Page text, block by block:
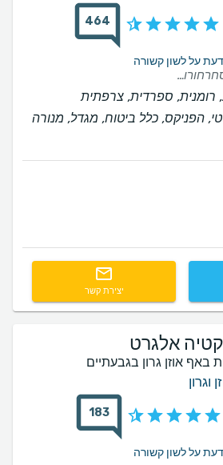
464
באתי אליו לטיפול נגד סחרחורות שנגרמות עקב ורטיגו. טיפול יסודי ומהיר.
רומנית, ספרדית, צרפתית
הפניקס, כלל ביטוח, מגדל, מנורה
יצירת קשר
אלגרט
באף אוזן גרון בגבעתיים
וגרון
183